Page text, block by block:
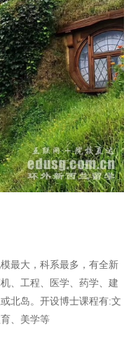
最大，科系最多，有全新
、工程、医学、药学、建
北岛。开设博士课程有:文
、美学等